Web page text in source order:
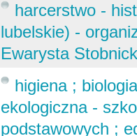
harcerstwo -
lubelskie) -
Ewarysta
higiena ;
ekologiczna -
podstawowych ;